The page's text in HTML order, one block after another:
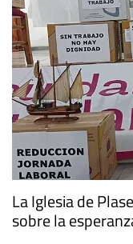
La Iglesia de
sobre la